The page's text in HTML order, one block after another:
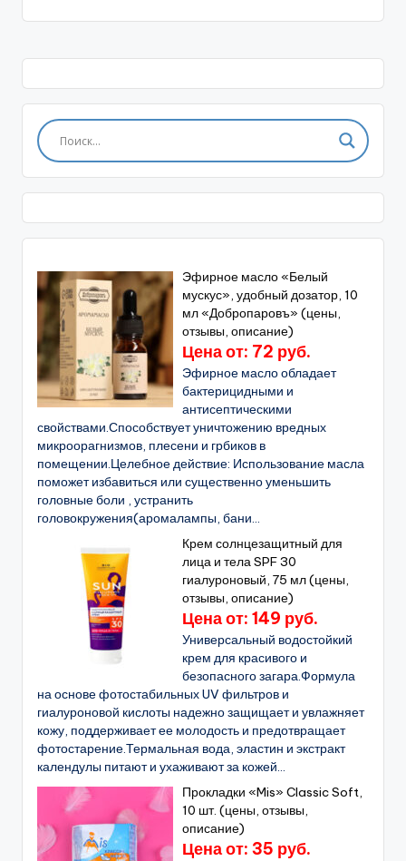
Эфирное масло «Белый
мускус», удобный дозатор, 10
мл «Добропаровъ» (цены,
отзывы, описание)
Цена от: 72 руб.
Эфирное масло обладает
бактерицидными и
антисептическими
свойствами.Способствует уничтожению вредных
микроорагнизмов, плесени и грбиков в
помещении.Целебное действие: Использование масла
поможет избавиться или существенно уменьшить
головные боли , устранить
головокружения(аромалампы, бани...
Крем солнцезащитный для
лица и тела SPF 30
гиалуроновый, 75 мл (цены,
отзывы, описание)
Цена от: 149 руб.
Универсальный водостойкий
крем для красивого и
безопасного загара.Формула
на основе фотостабильных UV фильтров и
гиалуроновой кислоты надежно защищает и увлажняет
кожу, поддерживает ее молодость и предотвращает
фотостарение.Термальная вода, эластин и экстракт
календулы питают и ухаживают за кожей...
Прокладки «Mis» Classic Soft,
10 шт. (цены, отзывы,
описание)
Цена от: 35 руб.